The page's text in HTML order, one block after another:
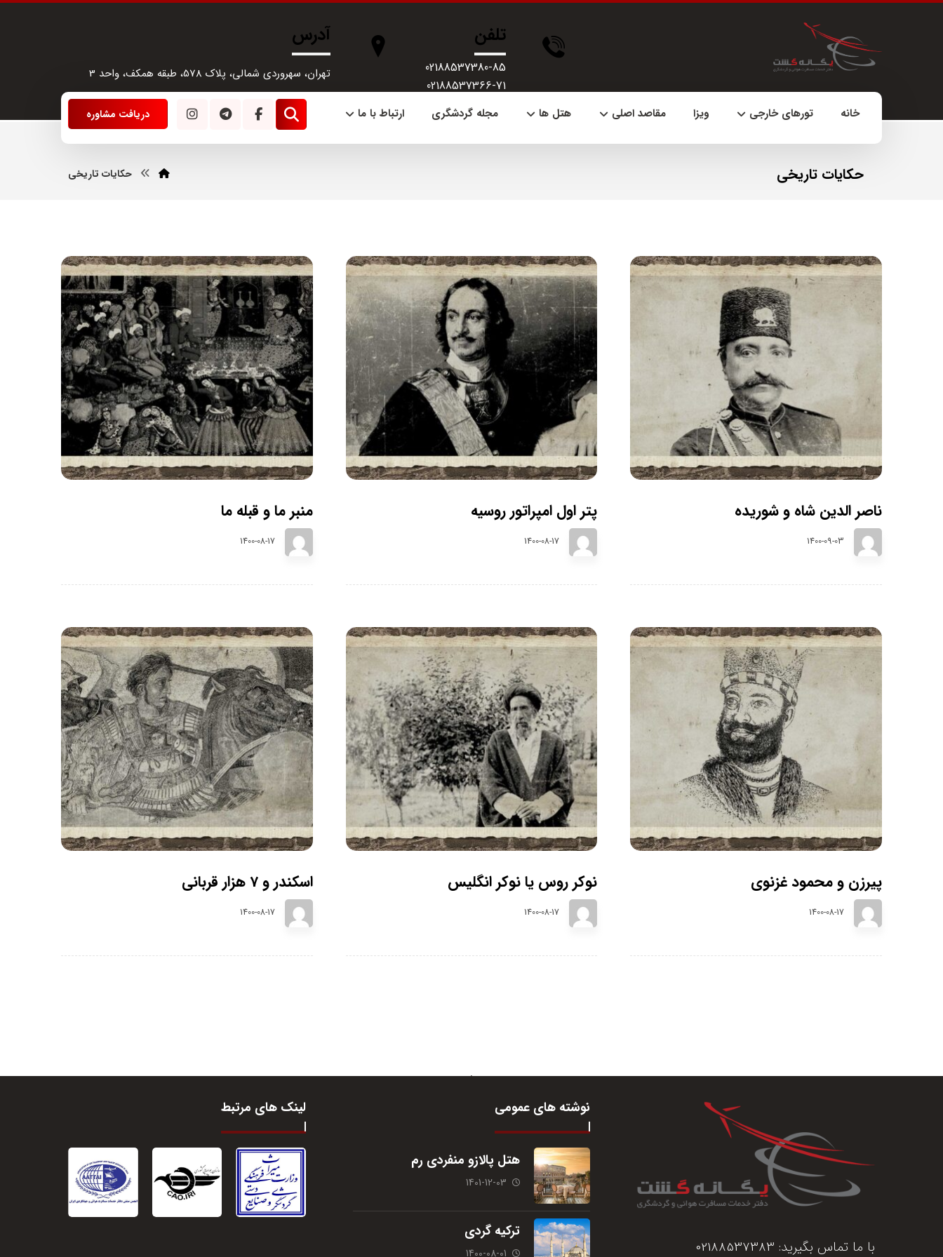
تلفن
02188537380-85
02188537366-71
آدرس
تهران، سهروردی شمالی، پلاک 578، طبقه همکف، واحد 3
خانه تورهای خارجی ویزا مقاصد اصلی هتل ها مجله گردشگری ارتباط با ما دریافت مشاوره
حکایات تاریخی حکایات تاریخی
ناصر الدین شاه و شوریده
1400-09-03
پتر اول امپراتور روسیه
1400-08-17
منبر ما و قبله ما
1400-08-17
پیرزن و محمود غزنوی
1400-08-17
نوکر روس یا نوکر انگلیس
1400-08-17
اسکندر و 7 هزار قربانی
1400-08-17
با ما تماس بگیرید: 02188537383
نوشته های عمومی
هتل پالازو منفردی رم
1401-12-03
ترکیه گردی
1400-08-01
لینک های مرتبط